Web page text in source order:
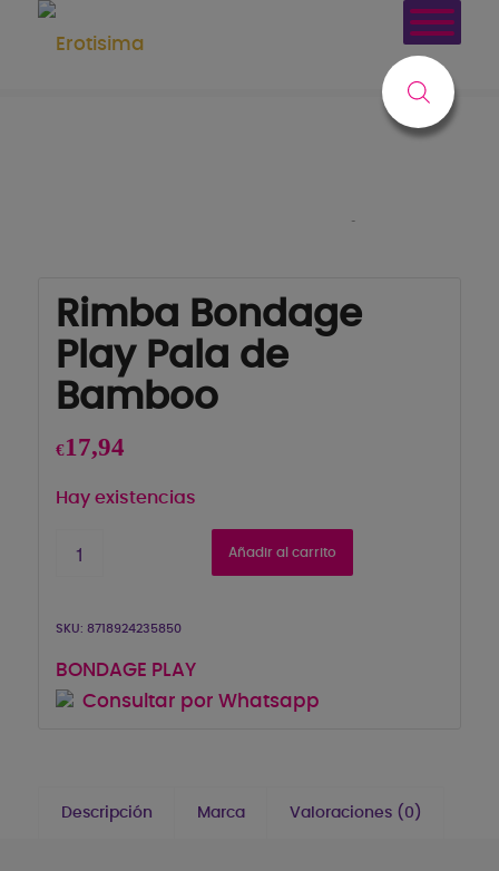
Usted está aquí:
Rimba Bondage Play Pala de Bamboo
Rimba Bondage
Play Pala de
Bamboo
€17,94
Hay existencias
Añadir al carrito
SKU: 8718924235850
BONDAGE PLAY
Consultar por Whatsapp
Descripción Marca Valoraciones (0)